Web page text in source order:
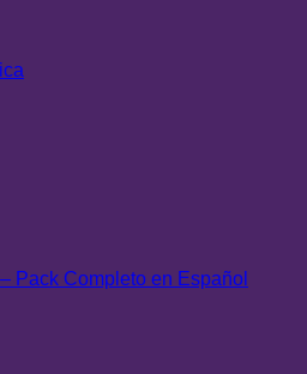
Pack Completo en Español